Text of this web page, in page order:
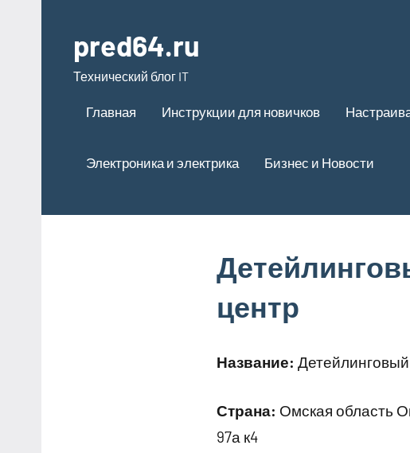
содержимому
pred64.ru
Технический блог IT
Главная Инструкции для новичков
Электроника и электрика Бизнес и Новости
центр
Название:
Страна: Омская область
97а к4